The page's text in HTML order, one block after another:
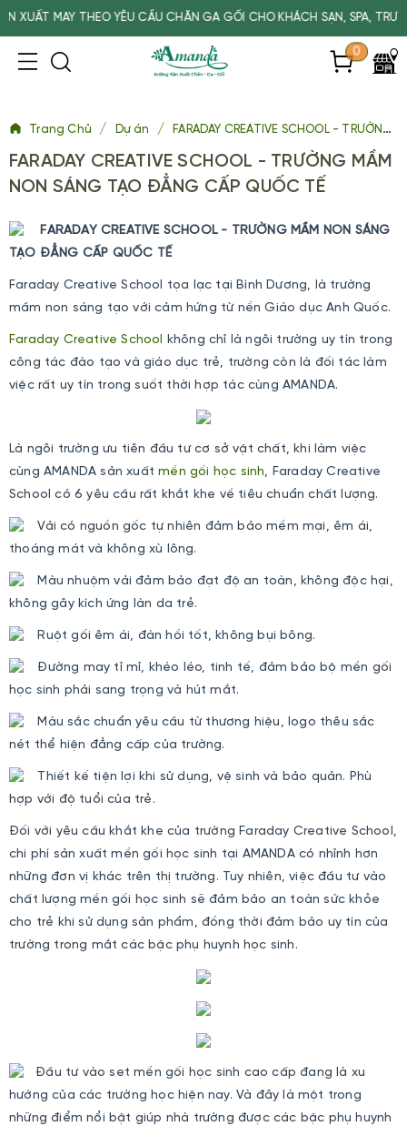
MAY THEO YÊU CẦU CHĂN GA GỐI CHO KHÁCH SẠN, SPA, TRƯỜNG
0
Trang Chủ / Dự án / FARADAY CREATIVE SCHOOL - TRƯỜNG MẦM NON SÁNG TẠO ĐẲNG CẤP QUỐC TẾ
FARADAY CREATIVE SCHOOL - TRƯỜNG MẦM
NON SÁNG TẠO ĐẲNG CẤP QUỐC TẾ
FARADAY CREATIVE SCHOOL - TRƯỜNG MẦM NON SÁNG
TẠO ĐẲNG CẤP QUỐC TẾ
Faraday Creative School tọa lạc tại Bình Dương, là trường
mầm non sáng tạo với cảm hứng từ nền Giáo dục Anh Quốc.
Faraday Creative School không chỉ là ngôi trường uy tín trong
công tác đào tạo và giáo dục trẻ, trường còn là đối tác làm
việc rất uy tín trong suốt thời hợp tác cùng AMANDA.
Là ngôi trường ưu tiên đầu tư cơ sở vật chất, khi làm việc
cùng AMANDA sản xuấtmền gối học sinh, Faraday Creative
School có 6 yêu cầu rất khắt khe về tiêu chuẩn chất lượng.
Vải có nguồn gốc tự nhiên đảm bảo mềm mại, êm ái,
thoáng mát và không xù lông.
Màu nhuộm vải đảm bảo đạt độ an toàn, không độc hại,
không gây kích ứng làn da trẻ.
Ruột gối êm ái, đàn hồi tốt, không bụi bông.
Đường may tỉ mỉ, khéo léo, tinh tế, đảm bảo bộ mền gối
học sinh phải sang trọng và hút mắt.
Màu sắc chuẩn yêu cầu từ thương hiệu, logo thêu sắc
nét thể hiện đẳng cấp của trường.
Thiết kế tiện lợi khi sử dụng, vệ sinh và bảo quản. Phù
hợp với độ tuổi của trẻ.
Đối với yêu cầu khắt khe của trường Faraday Creative School,
chi phí sản xuất mền gối học sinh tại AMANDA có nhỉnh hơn
những đơn vị khác trên thị trường. Tuy nhiên, việc đầu tư vào
chất lượng mền gối học sinh sẽ đảm bảo an toàn sức khỏe
cho trẻ khi sử dụng sản phẩm, đồng thời đảm bảo uy tín của
trường trong mắt các bậc phụ huynh học sinh.
Đầu tư vào set mền gối học sinh cao cấp đang là xu
hướng của các trường học hiện nay. Và đây là một trong
những điểm nổi bật giúp nhà trường được các bậc phụ huynh